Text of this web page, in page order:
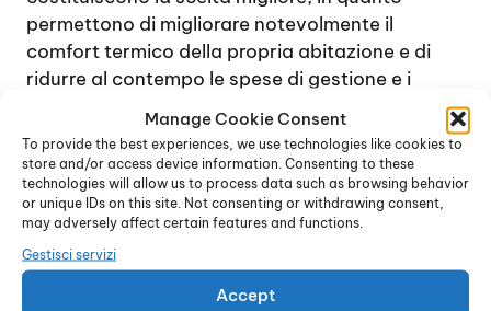
Manage Cookie Consent
To provide the best experiences, we use technologies like cookies to
store and/or access device information. Consenting to these
technologies will allow us to process data such as browsing behavior
or unique IDs on this site. Not consenting or withdrawing consent,
may adversely affect certain features and functions.
Gestisci servizi
Accept
permettono di migliorare notevolmente il
comfort termico della propria abitazione e di
ridurre al contempo le spese di gestione e i
Grazie alla tecnologia innovativa sulla quale si
basano questi dispositivi, vengono utilizzati i
vapori di combustione, dalla temperatura molto
elevata, per incrementare la potenza
dell’impianto riscaldante. Infatti, una caldaia,
durante il processo di combustione,
normalmente genera vapori che possono